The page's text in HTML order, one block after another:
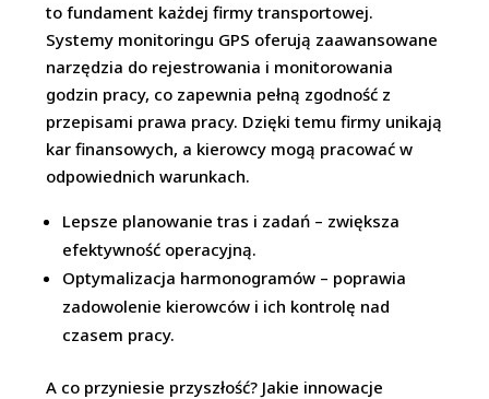
to fundament każdej firmy transportowej.
Systemy monitoringu GPS oferują zaawansowane
narzędzia do rejestrowania i monitorowania
godzin pracy, co zapewnia pełną zgodność z
przepisami prawa pracy. Dzięki temu firmy unikają
kar finansowych, a kierowcy mogą pracować w
odpowiednich warunkach.
Lepsze planowanie tras i zadań – zwiększa
efektywność operacyjną.
Optymalizacja harmonogramów – poprawia
zadowolenie kierowców i ich kontrolę nad
czasem pracy.
A co przyniesie przyszłość? Jakie innowacje